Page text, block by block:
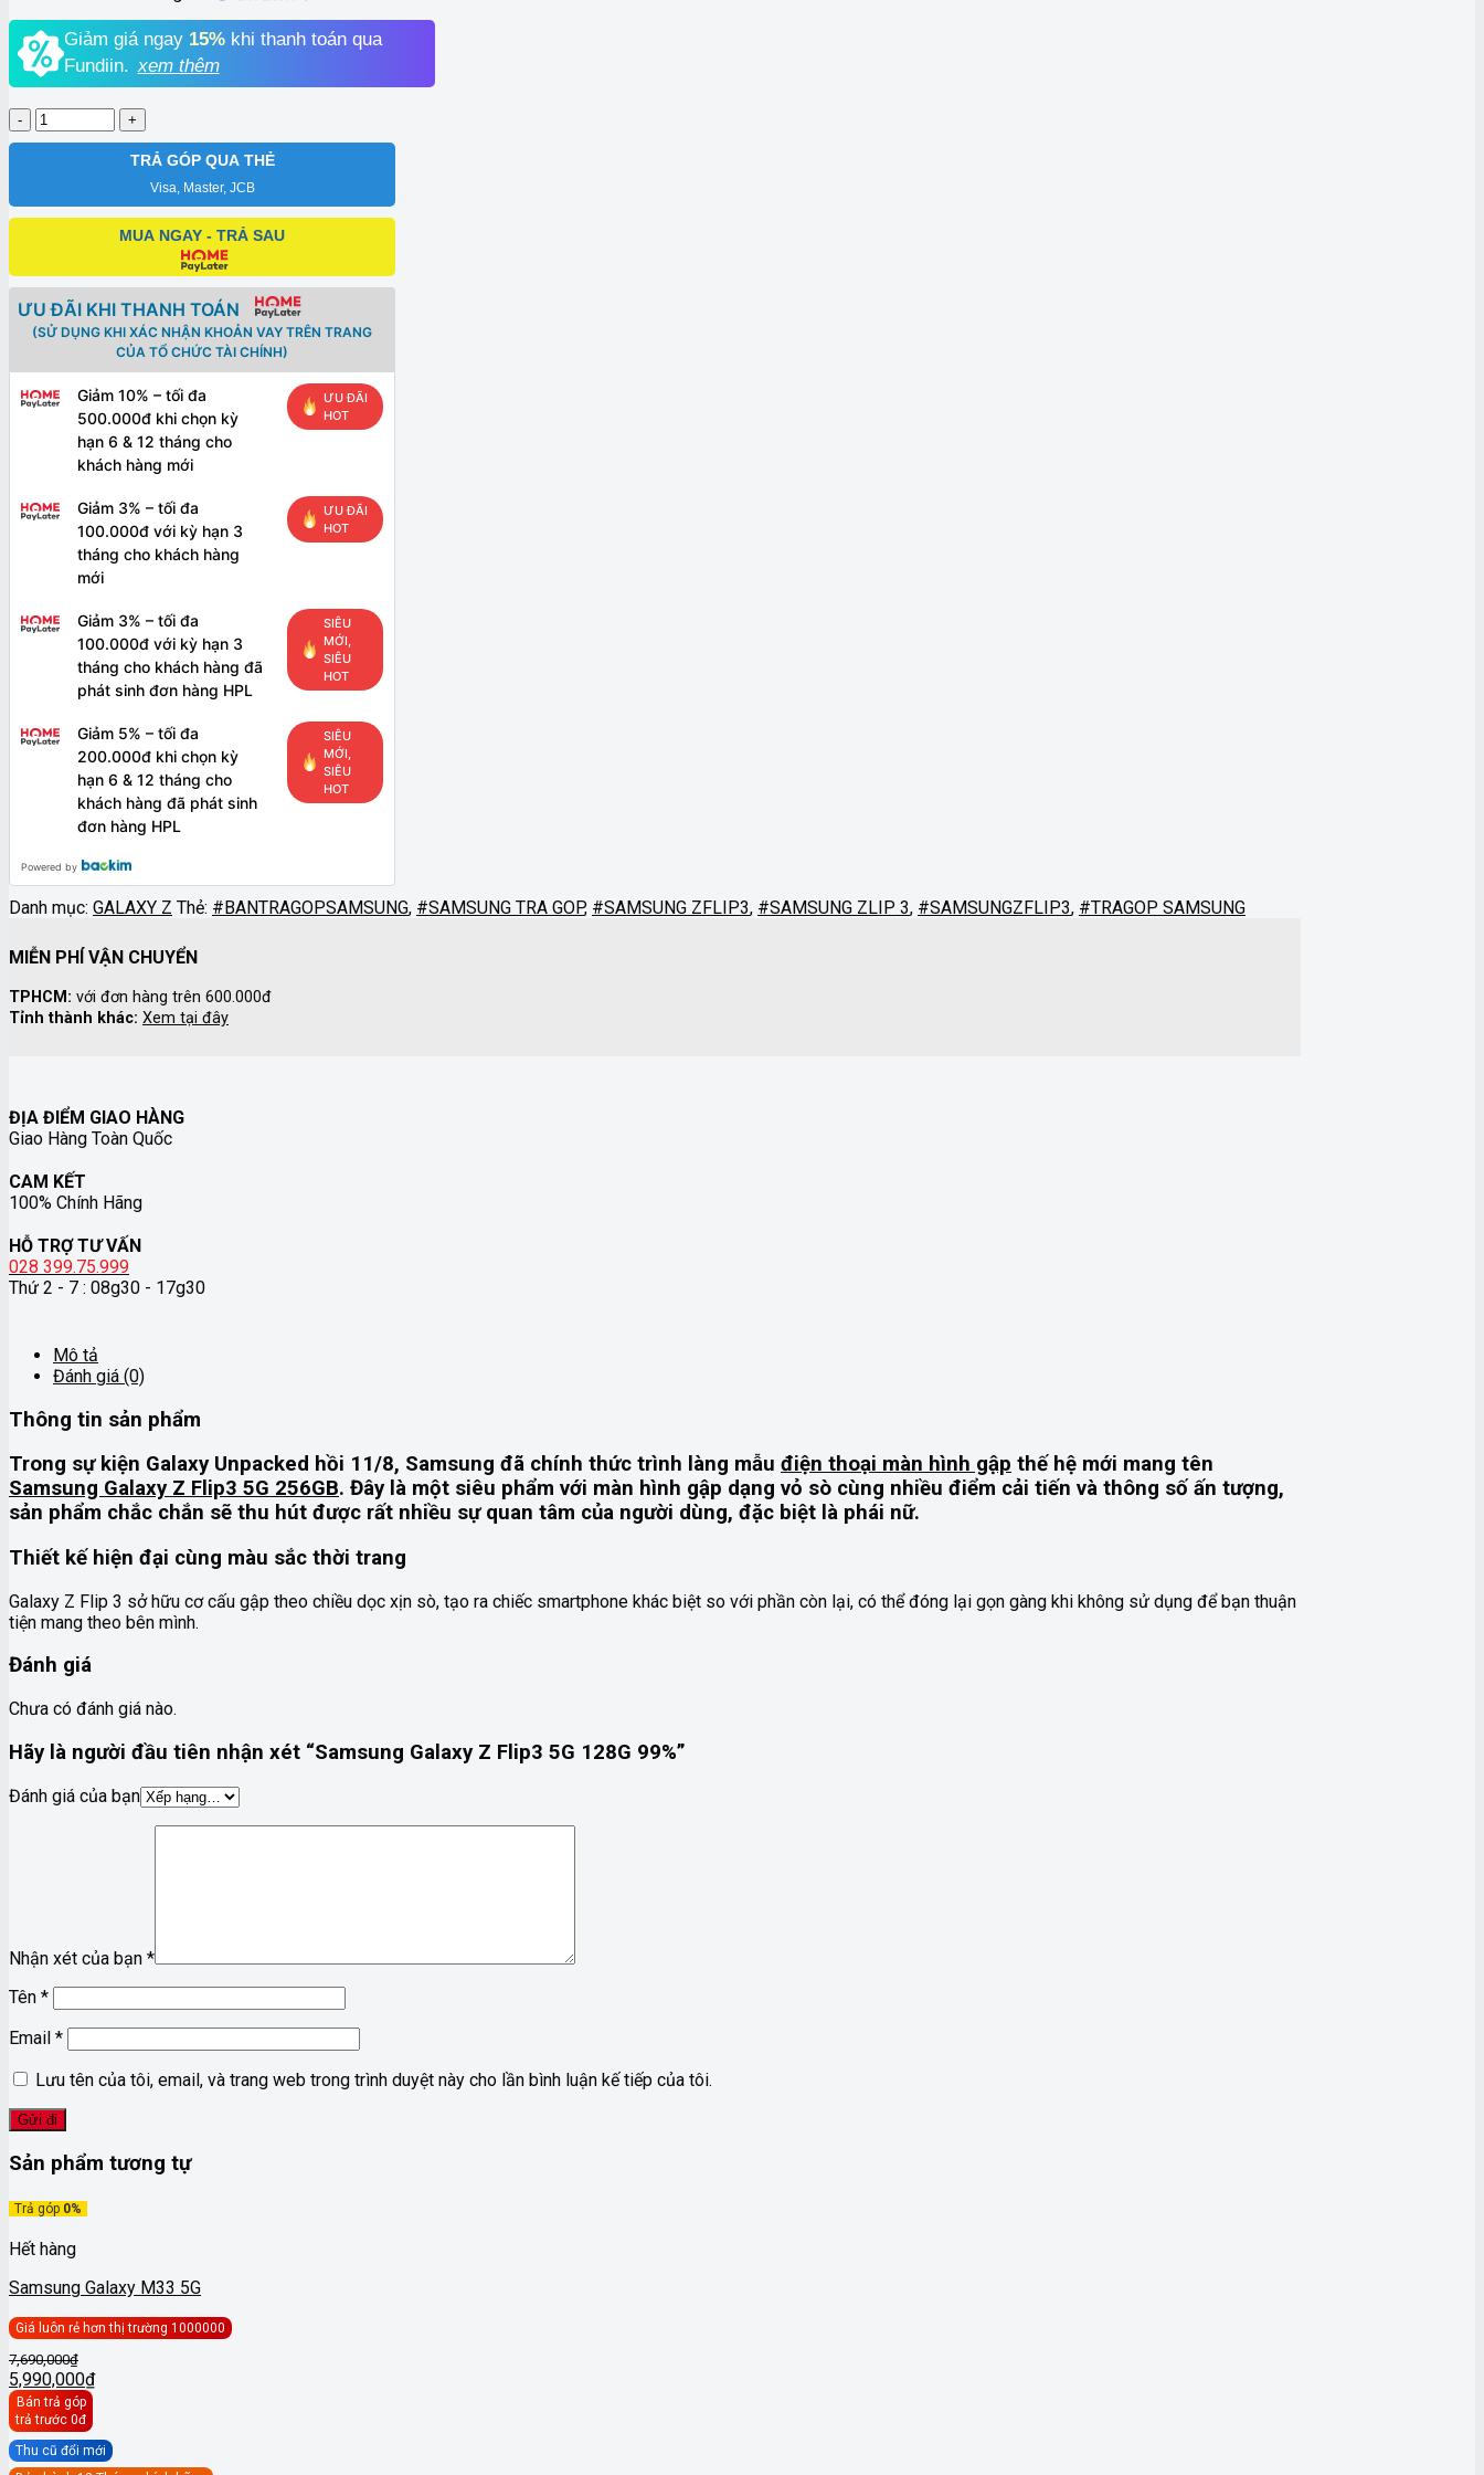
Giảm giá ngay 15%khi thanh toán qua
Fundiin. xem thêm
Samsung
Galaxy
5G
128G
lượng
TRẢ GÓP QUA THẺ
Visa, Master, JCB
MUA NGAY - TRẢ SAU
ƯU ĐÃI KHI THANH TOÁN
(SỬ DỤNG KHI XÁC NHẬN KHOẢN VAY TRÊN TRANG
CỦA TỔ CHỨC TÀI CHÍNH)
Giảm 10% – tối đa
500.000đ khi chọn kỳ
hạn 6 & 12 tháng cho
khách hàng mới
ƯU ĐÃI
HOT
Giảm 3% – tối đa
100.000đ với kỳ hạn 3
tháng cho khách hàng
mới
ƯU ĐÃI
HOT
Giảm 3% – tối đa
100.000đ với kỳ hạn 3
tháng cho khách hàng đã
phát sinh đơn hàng HPL
SIÊU
MỚI,
SIÊU
HOT
Giảm 5% – tối đa
200.000đ khi chọn kỳ
hạn 6 & 12 tháng cho
khách hàng đã phát sinh
đơn hàng HPL
SIÊU
MỚI,
SIÊU
HOT
Powered by
Danh mục: GALAXY Z Thẻ: #BANTRAGOPSAMSUNG, #SAMSUNG TRA GOP, #SAMSUNG ZFLIP3, #SAMSUNG ZLIP 3, #SAMSUNGZFLIP3, #TRAGOP SAMSUNG
MIỄN PHÍ VẬN CHUYỂN
TPHCM: với đơn hàng trên 600.000đ
Tỉnh thành khác: Xem tại đây
ĐỊA ĐIỂM GIAO HÀNG
Giao Hàng Toàn Quốc
CAM KẾT
100% Chính Hãng
HỖ TRỢ TƯ VẤN
028 399.75.999
Thứ 2 - 7 : 08g30 - 17g30
Mô tả
Đánh giá (0)
Thông tin sản phẩm
Trong sự kiện Galaxy Unpacked hồi 11/8, Samsung đã chính thức trình làng mẫu điện thoại màn hình gập thế hệ mới mang tên
Samsung Galaxy Z Flip3 5G 256GB. Đây là một siêu phẩm với màn hình gập dạng vỏ sò cùng nhiều điểm cải tiến và thông số ấn tượng,
sản phẩm chắc chắn sẽ thu hút được rất nhiều sự quan tâm của người dùng, đặc biệt là phái nữ.
Thiết kế hiện đại cùng màu sắc thời trang
Galaxy Z Flip 3 sở hữu cơ cấu gập theo chiều dọc xịn sò, tạo ra chiếc smartphone khác biệt so với phần còn lại, có thể đóng lại gọn gàng khi không sử dụng để bạn thuận
tiện mang theo bên mình.
Đánh giá
Chưa có đánh giá nào.
Hãy là người đầu tiên nhận xét “Samsung Galaxy Z Flip3 5G 128G 99%”
Đánh giá của bạn
Nhận xét của bạn *
Tên *
Email *
Lưu tên của tôi, email, và trang web trong trình duyệt này cho lần bình luận kế tiếp của tôi.
Sản phẩm tương tự
Trả góp 0%
Hết hàng
Samsung Galaxy M33 5G
Giá luôn rẻ hơn thị trường 1000000
7,690,000₫Giá
gốc
là:
7,690,000₫.
5,990,000₫
Giá
hiện
tại
là:
Bán trả góp
trả trước 0đ
Thu cũ đổi mới